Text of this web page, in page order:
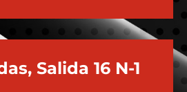
Salida 16 N-1